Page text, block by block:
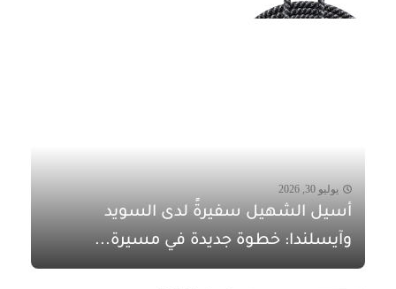
يوليو 30, 2026
أسيل الشهيل سفيرةً لدى السويد
وآيسلندا: خطوة جديدة في مسيرة...